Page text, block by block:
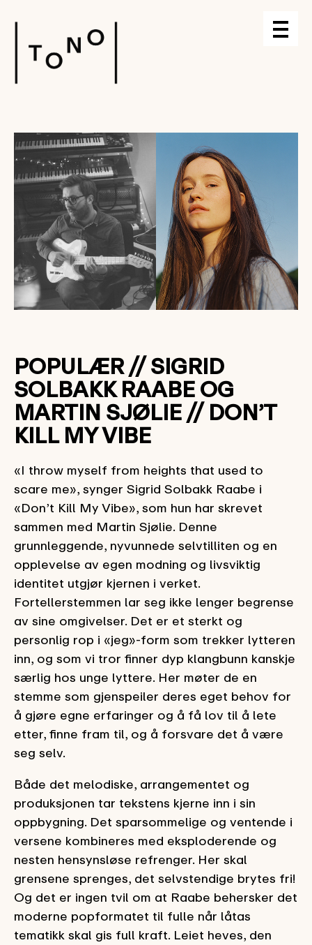
POPULÆR // SIGRID
SOLBAKK RAABE OG
MARTIN SJØLIE // DON’T
KILL MY VIBE
«I throw myself from heights that used to
scare me», synger Sigrid Solbakk Raabe i
«Don’t Kill My Vibe», som hun har skrevet
sammen med Martin Sjølie. Denne
grunnleggende, nyvunnede selvtilliten og en
opplevelse av egen modning og livsviktig
identitet utgjør kjernen i verket.
Fortellerstemmen lar seg ikke lenger begrense
av sine omgivelser. Det er et sterkt og
personlig rop i «jeg»-form som trekker lytteren
inn, og som vi tror finner dyp klangbunn kanskje
særlig hos unge lyttere. Her møter de en
stemme som gjenspeiler deres eget behov for
å gjøre egne erfaringer og å få lov til å lete
etter, finne fram til, og å forsvare det å være
seg selv.
Både det melodiske, arrangementet og
produksjonen tar tekstens kjerne inn i sin
oppbygning. Det sparsommelige og ventende i
versene kombineres med eksploderende og
nesten hensynsløse refrenger. Her skal
grensene sprenges, det selvstendige brytes fri!
Og det er ingen tvil om at Raabe behersker det
moderne popformatet til fulle når låtas
tematikk skal gis full kraft. Leiet heves, den